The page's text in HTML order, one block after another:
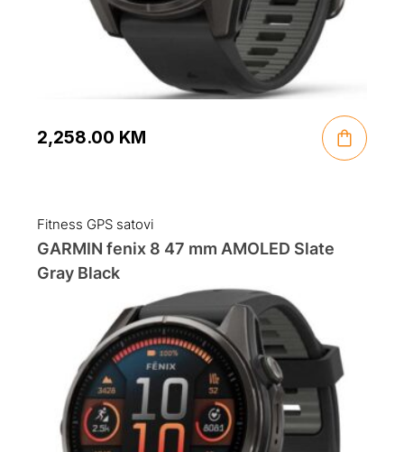
2,258.00 KM
Fitness GPS satovi
GARMIN fenix 8 47 mm AMOLED Slate
Gray Black